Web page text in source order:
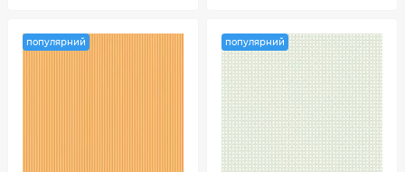
популярний популярний